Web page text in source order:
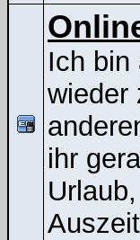
Ich bin
wieder
ihr